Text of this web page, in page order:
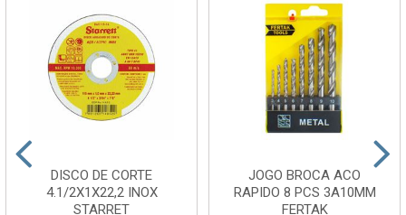
DISCO DE CORTE
4.1/2X1X22,2 INOX
STARRET
JOGO BROCA ACO
RAPIDO 8 PCS 3A10MM
FERTAK